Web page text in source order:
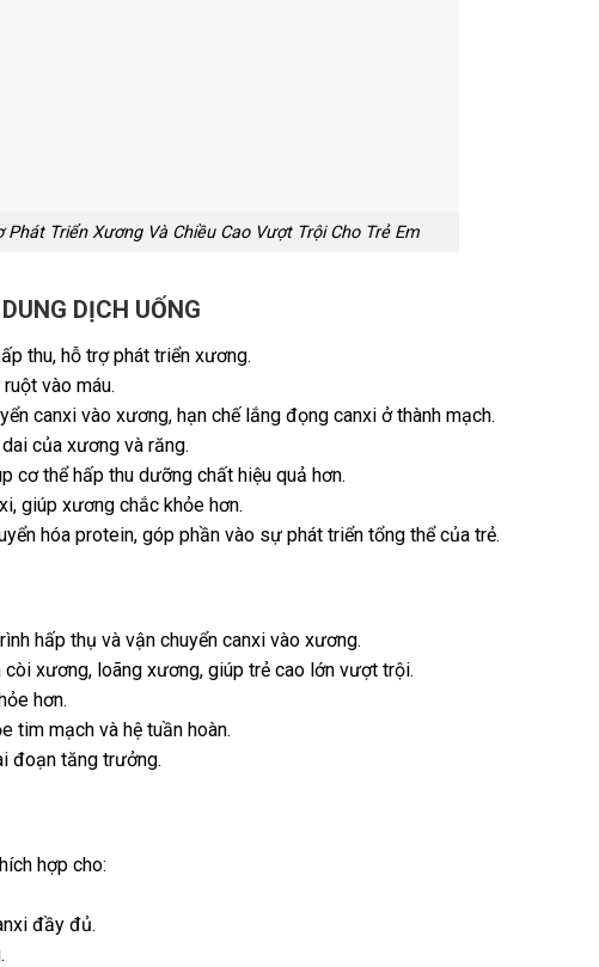
Triển Xương Và Chiều Cao Vượt Trội Cho Trẻ Em
DỊCH UỐNG
thu, hỗ trợ phát triển xương.
vào máu.
canxi vào xương, hạn chế lắng đọng canxi ở thành mạch.
của xương và răng.
cơ thể hấp thu dưỡng chất hiệu quả hơn.
giúp xương chắc khỏe hơn.
hóa protein, góp phần vào sự phát triển tổng thể của trẻ.
hấp thụ và vận chuyển canxi vào xương.
xương, loãng xương, giúp trẻ cao lớn vượt trội.
hơn.
tim mạch và hệ tuần hoàn.
đoạn tăng trưởng.
hợp cho:
đầy đủ.